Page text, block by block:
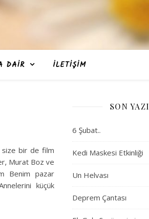
DAIR İLETIŞIM
size bir de film
Murat Boz ve
Benim pazar
küçük
SON
6 Şubat..
Kedi Maskesi Etkinliği
Un Helvası
Deprem Çantası